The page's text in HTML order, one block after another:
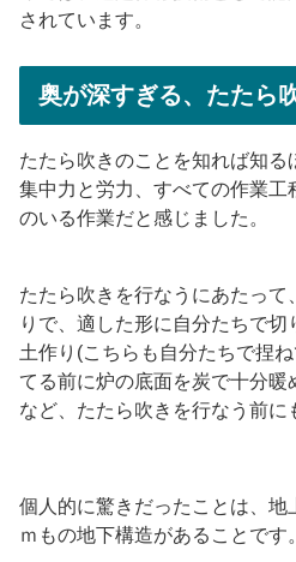
されています。
奥が深すぎる、たたら
たたら吹きのことを知れば知
集中力と労力、すべての作業
のいる作業だと感じました。
たたら吹きを行なうにあたっ
りで、適した形に自分たちで
土作り(こちらも自分たちで捏
てる前に炉の底面を炭で十分
など、たたら吹きを行なう前に
個人的に驚きだったことは、地
ｍもの地下構造があることです。